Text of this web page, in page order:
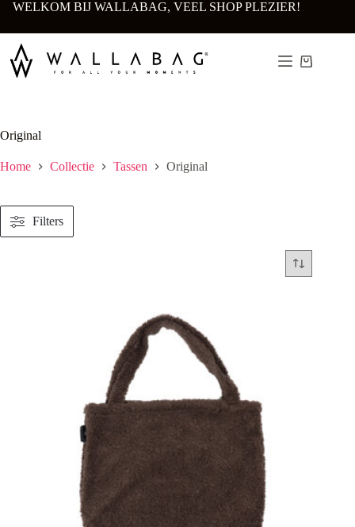
Ga
de
inhoud
WELKOM BIJ WALLABAG, VEEL SHOP PLEZIER!
Original
Home Collectie Tassen Original
Filters